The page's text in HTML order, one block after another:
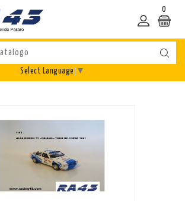
0
Select Language ▼